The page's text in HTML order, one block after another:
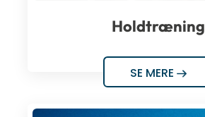
Holdtræning
SE MERE